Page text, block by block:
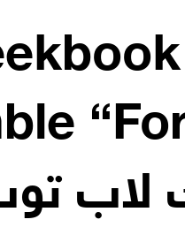
لاب